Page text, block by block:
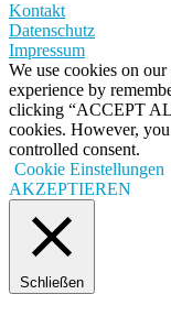
Kontakt
Datenschutz
Impressum
We use cookies on
experience by
clicking “ACCEPT
cookies. However,
controlled consent.
Cookie Einstellungen
AKZEPTIEREN
Schließen